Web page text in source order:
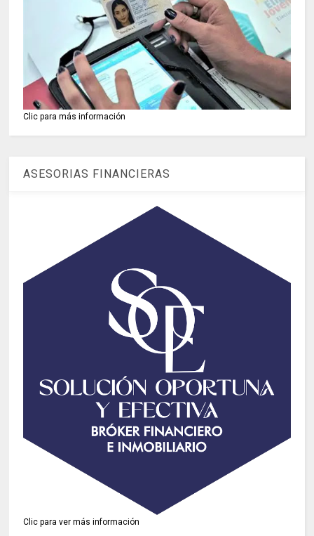
Clic para más información
ASESORIAS FINANCIERAS
Clic para ver más información